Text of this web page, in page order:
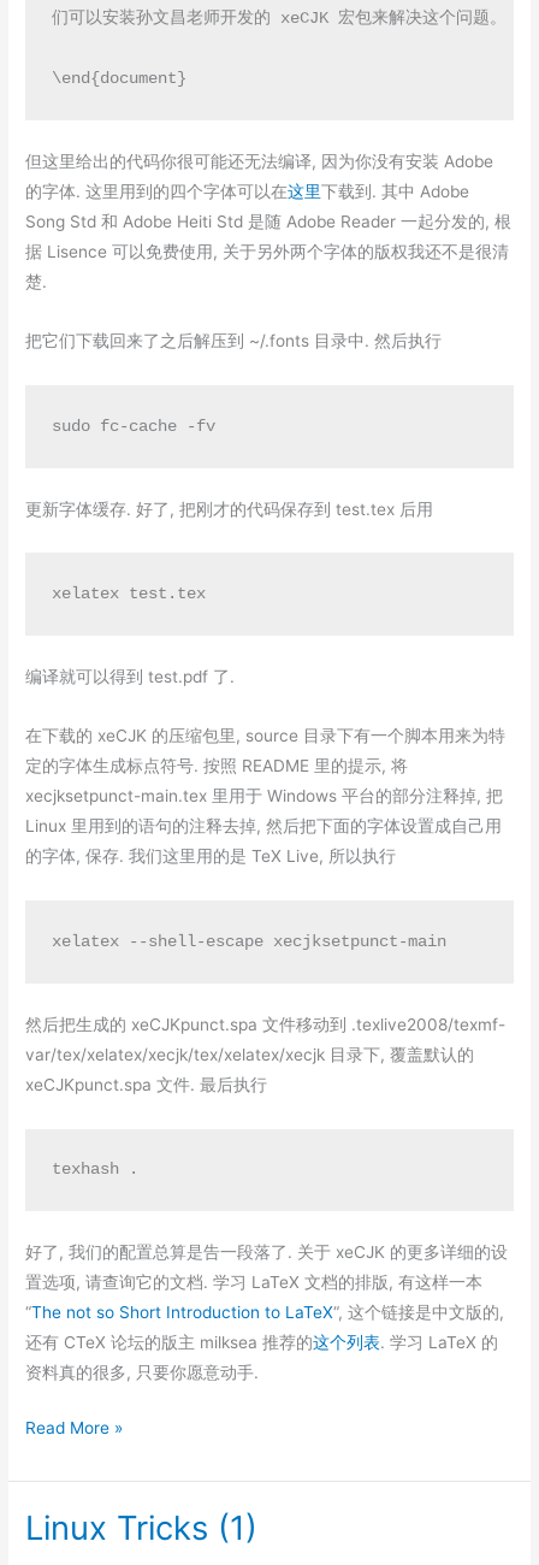
们可以安装孙文昌老师开发的 xeCJK 宏包来解决这个问题。
\end{document}
但这里给出的代码你很可能还无法编译, 因为你没有安装 Adobe
的字体. 这里用到的四个字体可以在这里下载到. 其中 Adobe
Song Std 和 Adobe Heiti Std 是随 Adobe Reader 一起分发的, 根
据 Lisence 可以免费使用, 关于另外两个字体的版权我还不是很清
楚.
把它们下载回来了之后解压到 ~/.fonts 目录中. 然后执行
sudo fc-cache -fv
更新字体缓存. 好了, 把刚才的代码保存到 test.tex 后用
xelatex test.tex
编译就可以得到 test.pdf 了.
在下载的 xeCJK 的压缩包里, source 目录下有一个脚本用来为特
定的字体生成标点符号. 按照 README 里的提示, 将
xecjksetpunct-main.tex 里用于 Windows 平台的部分注释掉, 把
Linux 里用到的语句的注释去掉, 然后把下面的字体设置成自己用
的字体, 保存. 我们这里用的是 TeX Live, 所以执行
xelatex --shell-escape xecjksetpunct-main
然后把生成的 xeCJKpunct.spa 文件移动到 .texlive2008/texmf-
var/tex/xelatex/xecjk/tex/xelatex/xecjk 目录下, 覆盖默认的
xeCJKpunct.spa 文件. 最后执行
texhash .
好了, 我们的配置总算是告一段落了. 关于 xeCJK 的更多详细的设
置选项, 请查询它的文档. 学习 LaTeX 文档的排版, 有这样一本
“The not so Short Introduction to LaTeX“, 这个链接是中文版的,
还有 CTeX 论坛的版主 milksea 推荐的这个列表. 学习 LaTeX 的
资料真的很多, 只要你愿意动手.
TeX
2008
安
Read More »
Linux Tricks (1)